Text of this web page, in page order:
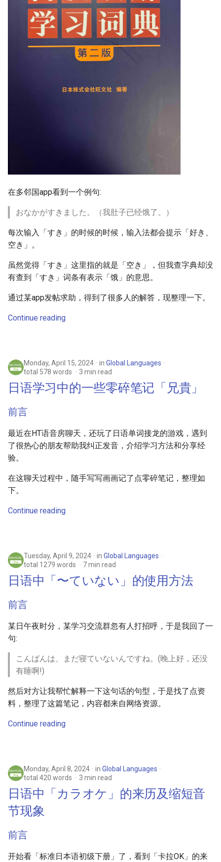
在多邻国app看到一个例句:
おなかがすきました。（我肚子已经饿了。）
每次输入「すき」的时候的时候，输入法都会提示「好き、
空き」。
虽然觉得「すき」这里指的就是「空き」，但我查字典却没
有查到「すき」词条有表示「饿」的意思。
通过某app发帖求助，得到了很多人的解答，现整理一下。
Continue reading
Monday, April 15, 2024 in Global Languages
total 578 words
3 min read
日语学习中的一些零碎笔记「兄貴」
前言
最近在HT语音房聊天，还玩了日语单词接龙的游戏，遇到
了很热心的朋友帮助我纠正发音，介绍学习方法和分享经
验。
在这聊天过程中，随手写写画画记了点零碎笔记，整理如
下。
Continue reading
Tuesday, April 9, 2024 in Global Languages
total 1279 words
7 min read
日语中「〜ていない」的使用方法
前言
某日午夜时分，某学习交流群忽有人打招呼，于是我回了一
句:
こんばんは、まだ寝ていないんですね。(晚上好，还没
有睡啊!)
然后对方让我帮忙解释一下这句话的句型，于是找了点资
料，整理了这篇笔记，内容都来自网络资源。
Continue reading
Monday, April 8, 2024 in Global Languages
total 420 words
3 min read
日语中「カラオケ」的来历及缩短音
节现象
前言
开始看「标准日本语初级下册」了，看到「卡拉OK」的来